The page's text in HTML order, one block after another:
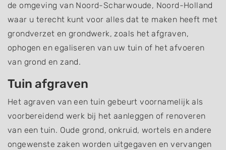
de omgeving van Noord-Scharwoude, Noord-Holland
waar u terecht kunt voor alles dat te maken heeft met
grondverzet en grondwerk, zoals het afgraven,
ophogen en egaliseren van uw tuin of het afvoeren
van grond en zand.
Tuin afgraven
Het agraven van een tuin gebeurt voornamelijk als
voorbereidend werk bij het aanleggen of renoveren
van een tuin. Oude grond, onkruid, wortels en andere
ongewenste zaken worden uitgegaven en vervangen